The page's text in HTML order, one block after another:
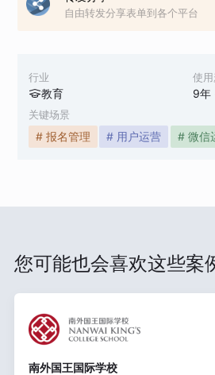
行业
教育
使
9年
关键场景
# 报名管理 # 用户运营 # 微信
自由转发分享表单到各个平台
您可能也会喜欢这些案
南外国王国际学校